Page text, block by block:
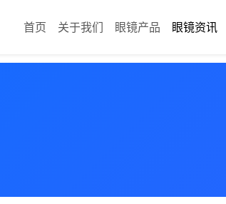
首页 关于我们 眼镜产品 眼镜资讯